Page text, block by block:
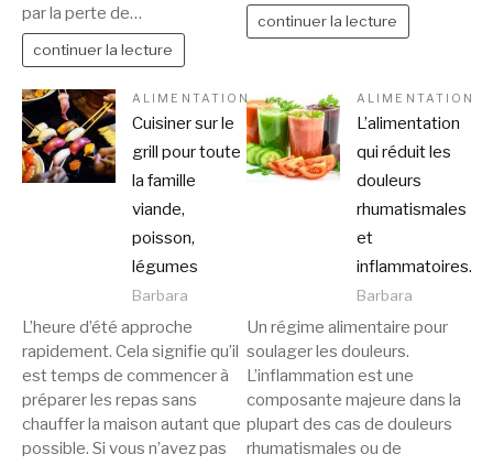
par la perte de…
continuer la lecture
continuer la lecture
ALIMENTATION
Cuisiner sur le
grill pour toute
la famille
viande,
poisson,
légumes
Barbara
L’heure d’été approche
rapidement. Cela signifie qu’il
est temps de commencer à
préparer les repas sans
chauffer la maison autant que
possible. Si vous n’avez pas
ALIMENTATION
L’alimentation
qui réduit les
douleurs
rhumatismales
et
inflammatoires.
Barbara
Un régime alimentaire pour
soulager les douleurs.
L’inflammation est une
composante majeure dans la
plupart des cas de douleurs
rhumatismales ou de